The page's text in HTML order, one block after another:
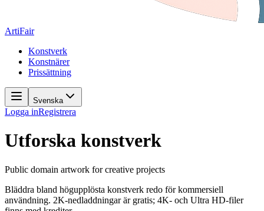
ArtiFair
Konstverk
Konstnärer
Prissättning
Svenska
Logga inRegistrera
Utforska konstverk
Public domain artwork for creative projects
Bläddra bland högupplösta konstverk redo för kommersiell
användning. 2K-nedladdningar är gratis; 4K- och Ultra HD-filer